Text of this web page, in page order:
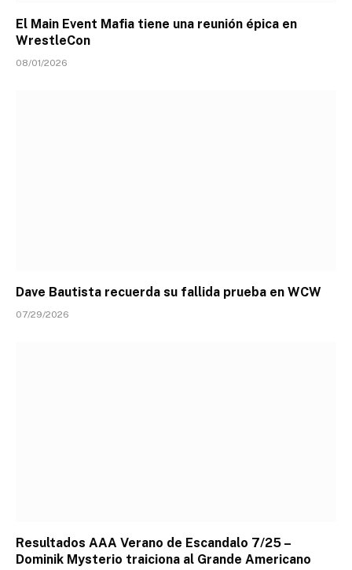
El Main Event Mafia tiene una reunión épica en
WrestleCon
08/01/2026
Dave Bautista recuerda su fallida prueba en WCW
07/29/2026
Resultados AAA Verano de Escandalo 7/25 –
Dominik Mysterio traiciona al Grande Americano